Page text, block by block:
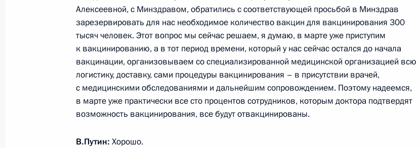
15 февраля 2021 года, понедельник
Встреча с главой компании «Роснефть» Игорем Сечиным
15 февраля 2021 года, 14:05 Московская область, Ново-Огарёво
12 февраля 2021 года, пятница
Встреча с президентом Национального медицинского
Алексеевной, с Минздравом, обратились с соответствующей просьбой в Минздрав
зарезервировать для нас необходимое количество вакцин для вакцинирования 300
тысяч человек. Этот вопрос мы сейчас решаем, я думаю, в марте уже приступим
к вакцинированию, а в тот период времени, который у нас сейчас остался до начала
вакцинации, организовываем со специализированной медицинской организацией всю
логистику, доставку, сами процедуры вакцинирования – в присутствии врачей,
с медицинскими обследованиями и дальнейшим сопровождением. Поэтому надеемся,
в марте уже практически все сто процентов сотрудников, которым доктора подтвердят
возможность вакцинирования, все будут отвакцинированы.
В.Путин: Хорошо.